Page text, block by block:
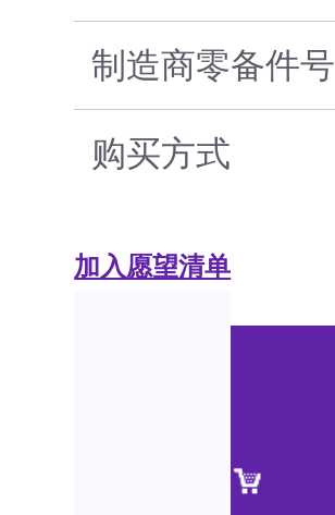
制造商零备件号
购买方式
加入愿望清单